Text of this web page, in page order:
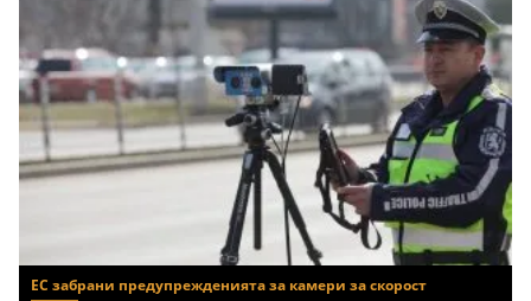
ЕС забрани предупрежденията за камери за скорост